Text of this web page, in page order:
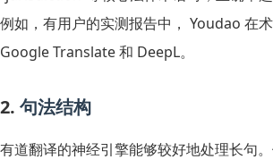
例如，有用户的实测报告中， Youdao 在
Google Translate 和 DeepL。
2. 句法结构
有道翻译的神经引擎能够较好地处理长句。